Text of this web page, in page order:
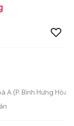
A (P. Bình Hưng Hòa